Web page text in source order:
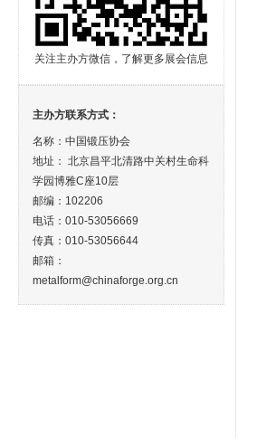
关注主办方微信，了解更多展会信息
主办方联系方式：
名称：中国锻压协会
地址： 北京昌平北清路中关村生命科
学园博雅C座10层
邮编：102206
电话：010-53056669
传真：010-53056644
邮箱：
metalform@chinaforge.org.cn